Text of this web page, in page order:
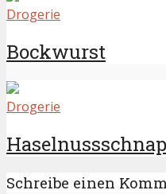
Drogerie
Bockwurst
Drogerie
Schreibe einen